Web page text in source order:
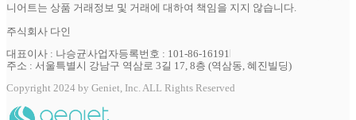
니어트는 상품 거래정보 및 거래에 대하여 책임을 지지 않습니다.
주식회사 다인
대표이사 : 나승균사업자등록번호 : 101-86-16191
주소 : 서울특별시 강남구 역삼로 3길 17, 8층 (역삼동, 혜진빌딩)
Copyright 2024 by Geniet, Inc. ALL Rights Reserved